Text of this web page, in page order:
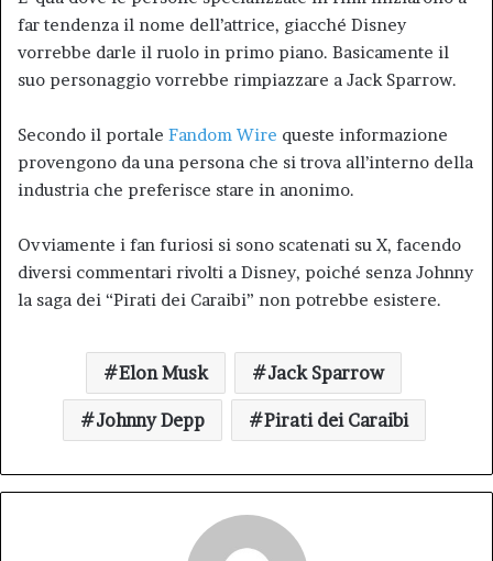
far tendenza il nome dell’attrice, giacché Disney
vorrebbe darle il ruolo in primo piano. Basicamente il
suo personaggio vorrebbe rimpiazzare a Jack Sparrow.
Secondo il portale Fandom Wire queste informazione
provengono da una persona che si trova all’interno della
industria che preferisce stare in anonimo.
Ovviamente i fan furiosi si sono scatenati su X, facendo
diversi commentari rivolti a Disney, poiché senza Johnny
la saga dei “Pirati dei Caraibi” non potrebbe esistere.
Elon Musk Jack Sparrow
Johnny Depp Pirati dei Caraibi